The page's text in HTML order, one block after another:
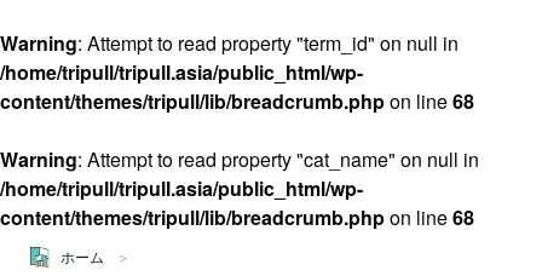
TRIPULLブログ
About
私たちについて
Warning: Attempt to read property "term_id" on null in
/home/tripull/tripull.asia/public_html/wp-
content/themes/tripull/lib/breadcrumb.phpon line68
Warning: Attempt to read property "cat_name" on null in
/home/tripull/tripull.asia/public_html/wp-
content/themes/tripull/lib/breadcrumb.phpon line68
ホーム